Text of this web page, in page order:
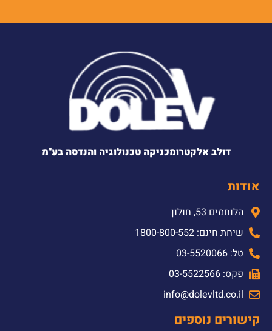
דולב אלקטרומכניקה טכנולוגיה והנדסה בע"מ
אודות
הלוחמים 53, חולון
שיחת חינם: 1800-800-552
טל: 03-5520066
פקס: 03-5522566
info@dolevltd.co.il
קישורים נוספים